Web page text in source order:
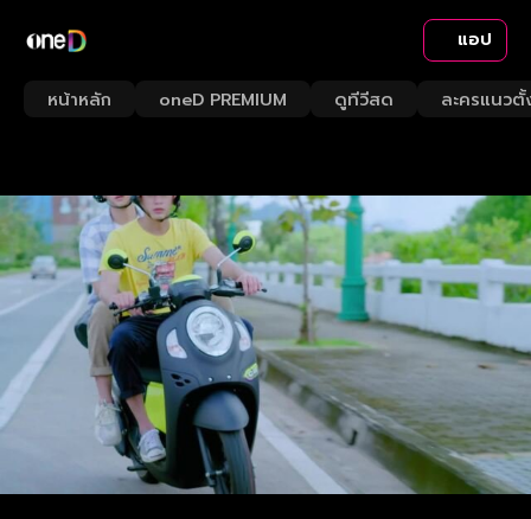
แอป
หน้าหลัก oneD PREMIUM ดูทีวีสด ละครแนวตั้